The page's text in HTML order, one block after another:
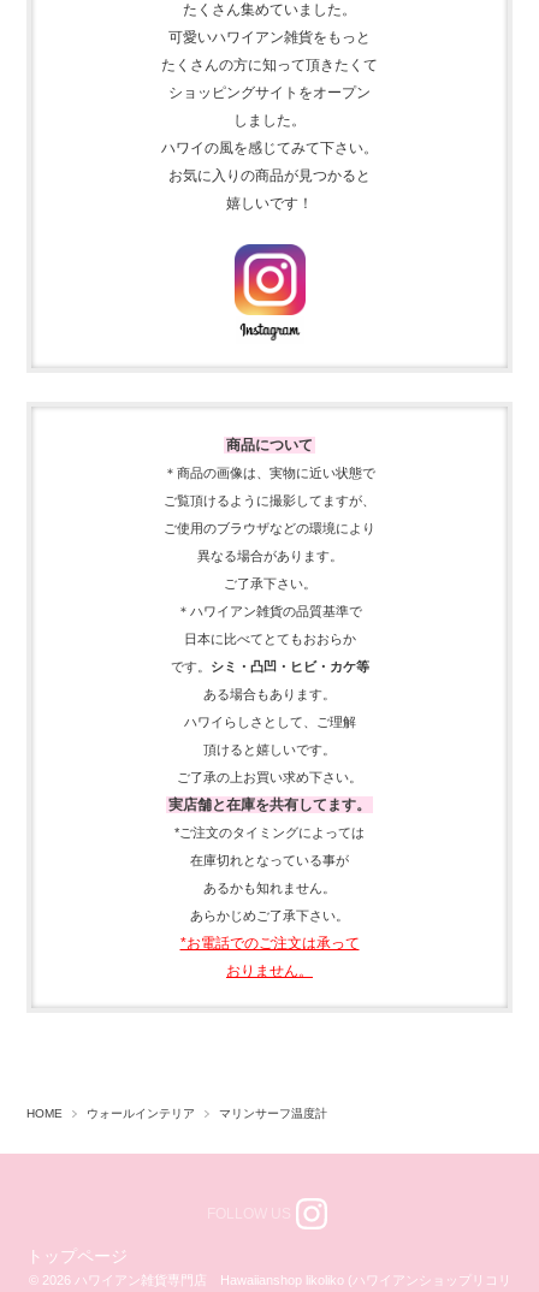
たくさん集めていました。
可愛いハワイアン雑貨をもっと
たくさんの方に知って頂きたくて
ショッピングサイトをオープン
しました。
ハワイの風を感じてみて下さい。
お気に入りの商品が見つかると
嬉しいです！
商品について
＊商品の画像は、実物に近い状態で
ご覧頂けるように撮影してますが、
ご使用のブラウザなどの環境により
異なる場合があります。
ご了承下さい。
＊ハワイアン雑貨の品質基準で
日本に比べてとてもおおらか
です。
シミ・凸凹・ヒビ・カケ等
ある場合もあります。
ハワイらしさとして、
ご理解
頂ける と嬉しいです。
ご了承の上お買い求め下さい。
実店舗と在庫を共有してます。
*ご注文のタイミングによっては
在庫切れとなっている事が
あるかも知れません。
あらかじめご了承下さい。
*お電話でのご注文は承って
おりません。
HOME ウォールインテリア マリンサーフ温度計
FOLLOW US
トップページ
© 2026 ハワイアン雑貨専門店 Hawaiianshop likoliko (ハワイアンショップリコリ